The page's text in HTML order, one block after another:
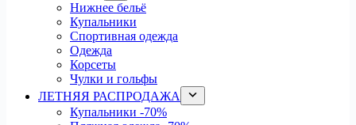
Нижнее бельё
Купальники
Спортивная одежда
Одежда
Корсеты
Чулки и гольфы
ЛЕТНЯЯ РАСПРОДАЖА
Купальники -70%